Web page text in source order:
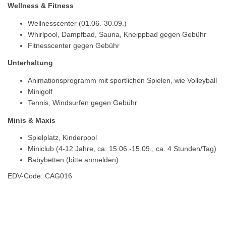
Wellness & Fitness
Wellnesscenter (01.06.-30.09.)
Whirlpool, Dampfbad, Sauna, Kneippbad gegen Gebühr
Fitnesscenter gegen Gebühr
Unterhaltung
Animationsprogramm mit sportlichen Spielen, wie Volleyball
Minigolf
Tennis, Windsurfen gegen Gebühr
Minis & Maxis
Spielplatz, Kinderpool
Miniclub (4-12 Jahre, ca. 15.06.-15.09., ca. 4 Stunden/Tag)
Babybetten (bitte anmelden)
EDV-Code: CAG016